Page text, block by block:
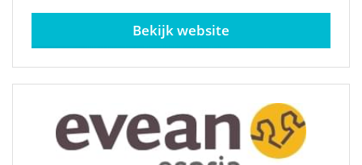
ledenvereniging.nl